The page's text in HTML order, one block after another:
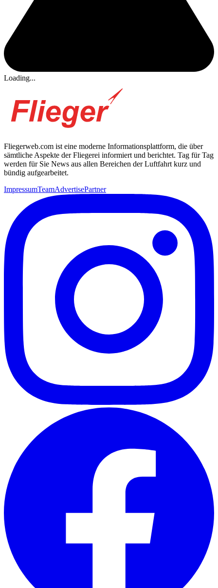
Loading...
Fliegerweb.com ist eine moderne Informationsplattform, die über
sämtliche Aspekte der Fliegerei informiert und berichtet. Tag für Tag
werden für Sie News aus allen Bereichen der Luftfahrt kurz und
bündig aufgearbeitet.
ImpressumTeamAdvertisePartner